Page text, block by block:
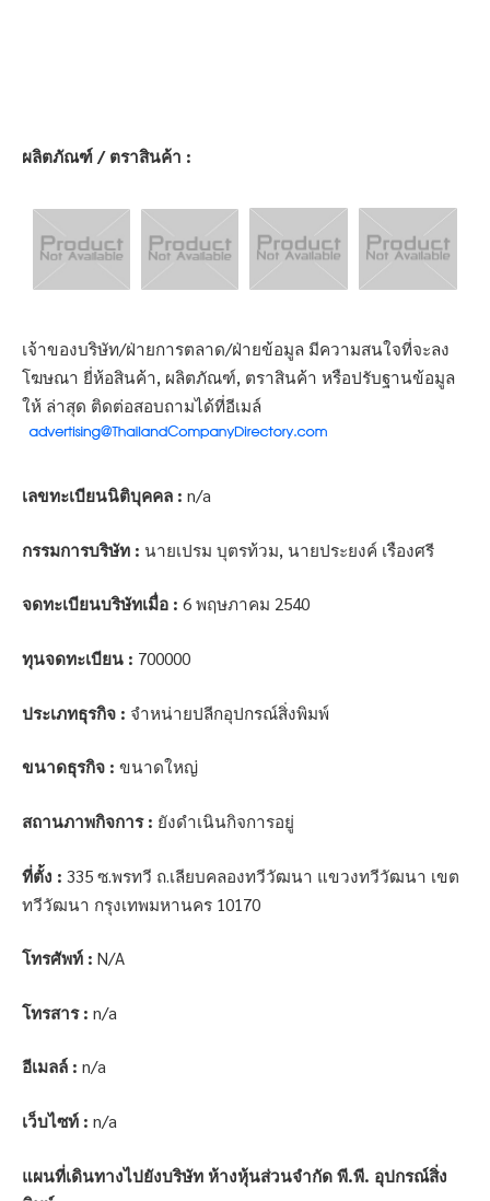
ผลิตภัณฑ์ / ตราสินค้า :
เจ้าของบริษัท/ฝ่ายการตลาด/ฝ่ายข้อมูล มีความสนใจที่จะลง
โฆษณา ยี่ห้อสินค้า, ผลิตภัณฑ์, ตราสินค้า หรือปรับฐานข้อมูล
ให้ ล่าสุด ติดต่อสอบถามได้ที่อีเมล์
เลขทะเบียนนิติบุคคล : n/a
กรรมการบริษัท : นายเปรม บุตรท้วม, นายประยงค์ เรืองศรี
จดทะเบียนบริษัทเมื่อ : 6 พฤษภาคม 2540
ทุนจดทะเบียน : 700000
ประเภทธุรกิจ : จำหน่ายปลีกอุปกรณ์สิ่งพิมพ์
ขนาดธุรกิจ : ขนาดใหญ่
สถานภาพกิจการ : ยังดำเนินกิจการอยู่
ที่ตั้ง : 335 ซ.พรทวี ถ.เลียบคลองทวีวัฒนา แขวงทวีวัฒนา เขต
ทวีวัฒนา กรุงเทพมหานคร 10170
โทรศัพท์ : N/A
โทรสาร : n/a
อีเมลล์ : n/a
เว็บไซท์ : n/a
แผนที่เดินทางไปยังบริษัท ห้างหุ้นส่วนจำกัด พี.พี. อุปกรณ์สิ่ง